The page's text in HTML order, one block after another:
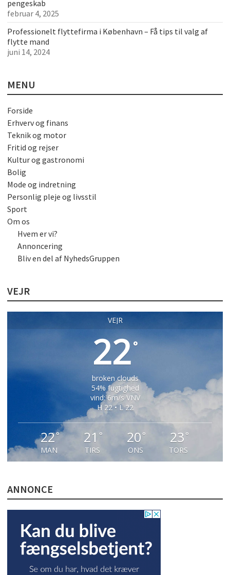
pengeskab
februar 4, 2025
Professionelt flyttefirma i København – Få tips til valg af
flytte mand
juni 14, 2024
MENU
Forside
Erhverv og finans
Teknik og motor
Fritid og rejser
Kultur og gastronomi
Bolig
Mode og indretning
Personlig pleje og livsstil
Sport
Om os
Hvem er vi?
Annoncering
Bliv en del af NyhedsGruppen
VEJR
VEJR
22°
broken clouds
54% fugtighed
vind: 6m/s VNV
H 22 • L 22
22°
MAN
21 °
TIRS
20 °
ONS
23 °
TORS
ANNONCE